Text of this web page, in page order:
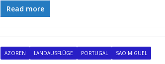
Read more
AZOREN LANDAUSFLÜGE PORTUGAL SAO MIGUEL